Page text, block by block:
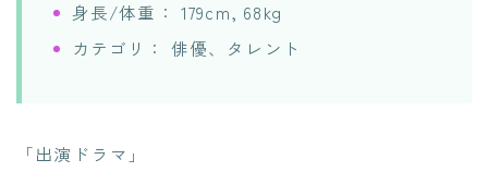
身長/体重： 179cm, 68kg
カテゴリ： 俳優、タレント
「出演ドラマ」